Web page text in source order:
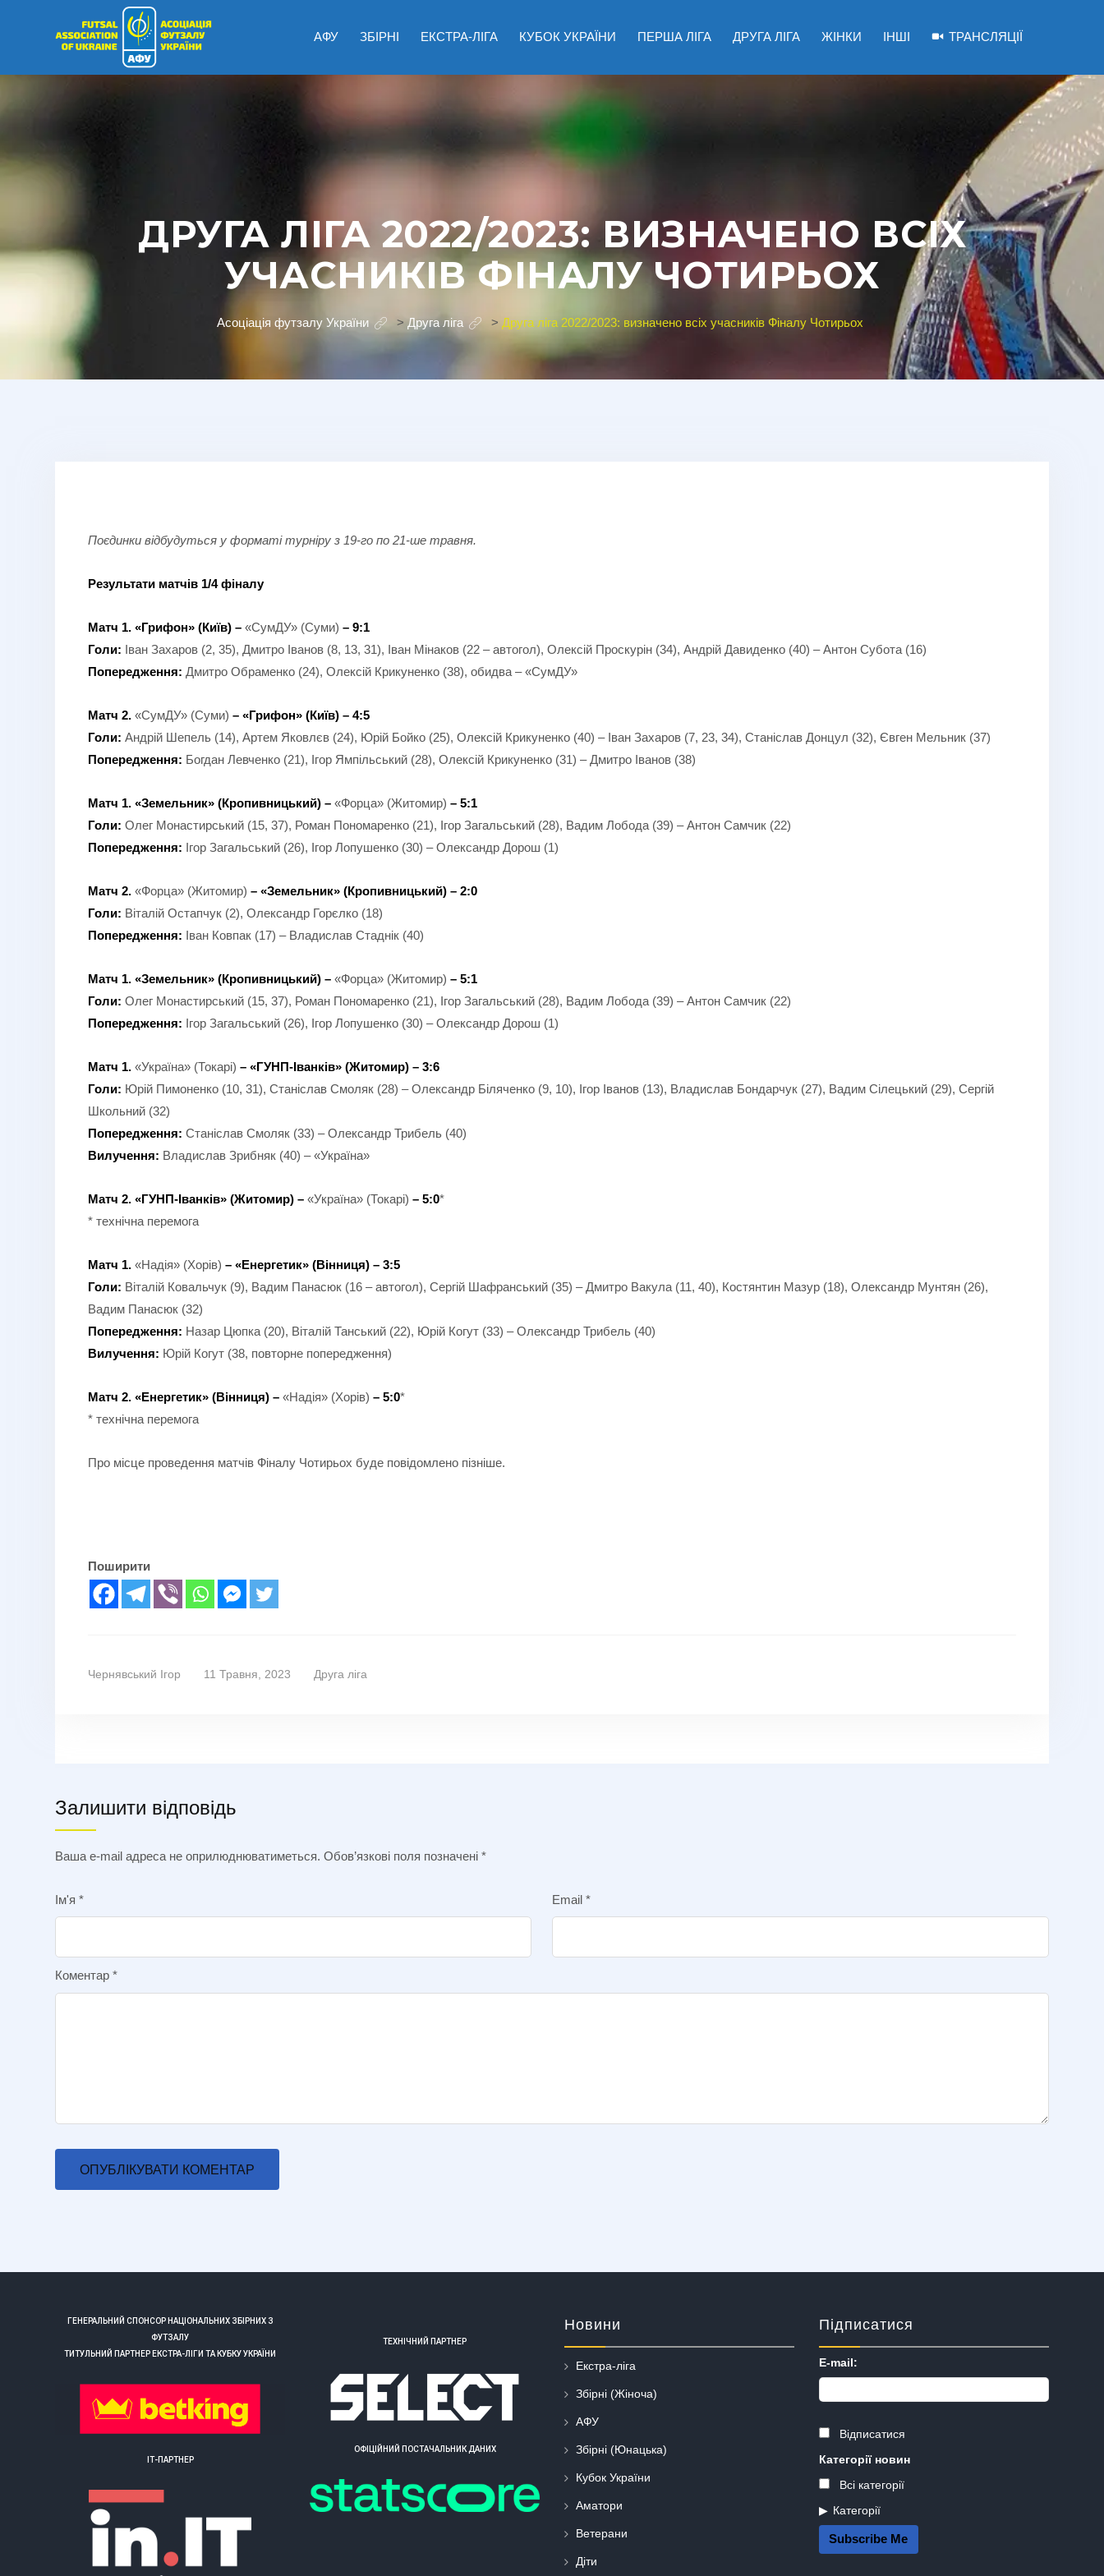
АФУ ЗБІРНІ ЕКСТРА-ЛІГА КУБОК УКРАЇНИ ПЕРША ЛІГА ДРУГА ЛІГА ЖІНКИ ІНШІ ТРАНСЛЯЦІЇ
ДРУГА ЛІГА 2022/2023: ВИЗНАЧЕНО ВСІХ
УЧАСНИКІВ ФІНАЛУ ЧОТИРЬОХ
Асоціація футзалу України >Друга ліга > Друга ліга 2022/2023: визначено всіх учасників Фіналу Чотирьох
Поєдинки відбудуться у форматі турніру з 19-го по 21-ше травня.
Результати матчів 1/4 фіналу
Матч 1. «Грифон» (Київ) – «СумДУ» (Суми) – 9:1
Голи: Іван Захаров (2, 35), Дмитро Іванов (8, 13, 31), Іван Мінаков (22 – автогол), Олексій Проскурін (34), Андрій Давиденко (40) – Антон Субота (16)
Попередження: Дмитро Обраменко (24), Олексій Крикуненко (38), обидва – «СумДУ»
Матч 2. «СумДУ» (Суми) – «Грифон» (Київ) – 4:5
Голи: Андрій Шепель (14), Артем Яковлєв (24), Юрій Бойко (25), Олексій Крикуненко (40) – Іван Захаров (7, 23, 34), Станіслав Донцул (32), Євген Мельник (37)
Попередження: Богдан Левченко (21), Ігор Ямпільський (28), Олексій Крикуненко (31) – Дмитро Іванов (38)
Матч 1. «Земельник» (Кропивницький) – «Форца» (Житомир) – 5:1
Голи: Олег Монастирський (15, 37), Роман Пономаренко (21), Ігор Загальський (28), Вадим Лобода (39) – Антон Самчик (22)
Попередження: Ігор Загальський (26), Ігор Лопушенко (30) – Олександр Дорош (1)
Матч 2. «Форца» (Житомир) – «Земельник» (Кропивницький) – 2:0
Голи: Віталій Остапчук (2), Олександр Горєлко (18)
Попередження: Іван Ковпак (17) – Владислав Стаднік (40)
Матч 1. «Земельник» (Кропивницький) – «Форца» (Житомир) – 5:1
Голи: Олег Монастирський (15, 37), Роман Пономаренко (21), Ігор Загальський (28), Вадим Лобода (39) – Антон Самчик (22)
Попередження: Ігор Загальський (26), Ігор Лопушенко (30) – Олександр Дорош (1)
Матч 1. «Україна» (Токарі) – «ГУНП-Іванків» (Житомир) – 3:6
Голи: Юрій Пимоненко (10, 31), Станіслав Смоляк (28) – Олександр Біляченко (9, 10), Ігор Іванов (13), Владислав Бондарчук (27), Вадим Сілецький (29), Сергій
Школьний (32)
Попередження: Станіслав Смоляк (33) – Олександр Трибель (40)
Вилучення: Владислав Зрибняк (40) – «Україна»
Матч 2. «ГУНП-Іванків» (Житомир) – «Україна» (Токарі) – 5:0*
* технічна перемога
Матч 1. «Надія» (Хорів) – «Енергетик» (Вінниця) – 3:5
Голи: Віталій Ковальчук (9), Вадим Панасюк (16 – автогол), Сергій Шафранський (35) – Дмитро Вакула (11, 40), Костянтин Мазур (18), Олександр Мунтян (26),
Вадим Панасюк (32)
Попередження: Назар Цюпка (20), Віталій Танський (22), Юрій Когут (33) – Олександр Трибель (40)
Вилучення: Юрій Когут (38, повторне попередження)
Матч 2. «Енергетик» (Вінниця) – «Надія» (Хорів) – 5:0*
* технічна перемога
Про місце проведення матчів Фіналу Чотирьох буде повідомлено пізніше.
Поширити
Чернявський Ігор 11 Травня, 2023 Друга ліга
Залишити відповідь
Ваша e-mail адреса не оприлюднюватиметься. Обов’язкові поля позначені *
Ім'я * Email *
Коментар *
ГЕНЕРАЛЬНИЙ СПОНСОР НАЦІОНАЛЬНИХ ЗБІРНИХ З
ФУТЗАЛУ
ТИТУЛЬНИЙ ПАРТНЕР ЕКСТРА-ЛІГИ ТА КУБКУ УКРАЇНИ
ІТ-ПАРТНЕР
ТЕХНІЧНИЙ ПАРТНЕР
ОФІЦІЙНИЙ ПОСТАЧАЛЬНИК ДАНИХ
Новини
Екстра-ліга
Збірні (Жіноча)
АФУ
Збірні (Юнацька)
Кубок України
Аматори
Ветерани
Діти
Підписатися
E-mail:
Відписатися
Категорії новин
Всі категорії
Категорії
Subscribe Me